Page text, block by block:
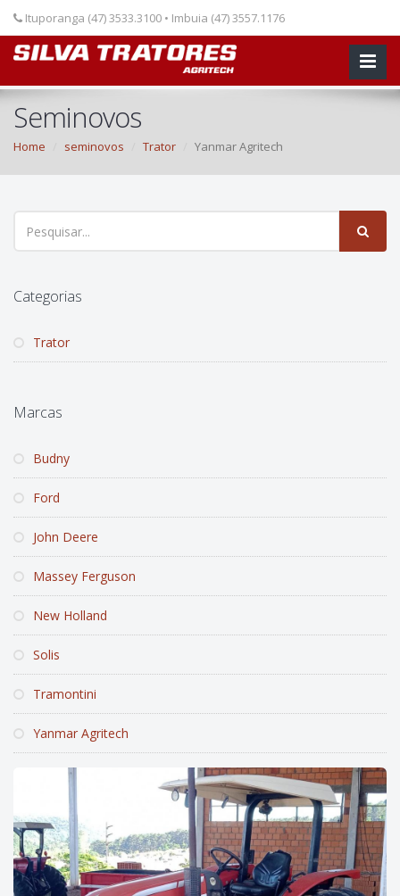
Ituporanga (47) 3533.3100 • Imbuia (47) 3557.1176
Seminovos
Home seminovos Trator Yanmar Agritech
Categorias
Trator
Marcas
Budny
Ford
John Deere
Massey Ferguson
New Holland
Solis
Tramontini
Yanmar Agritech